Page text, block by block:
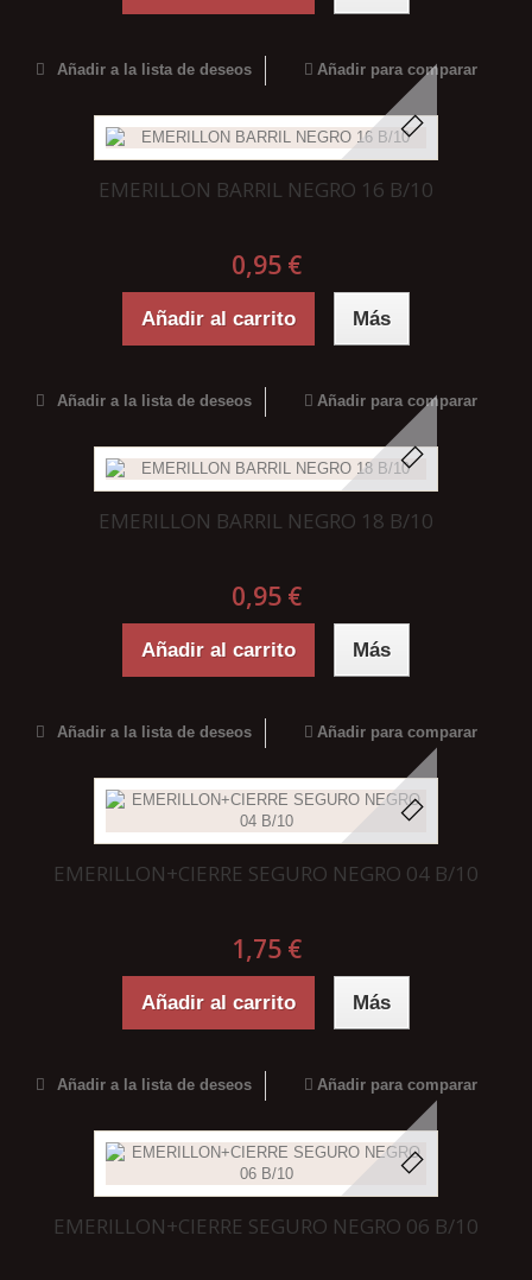
Añadir a la lista de deseos Añadir para comparar
EMERILLON BARRIL NEGRO 16 B/10
0,95 €
Añadir al carrito Más
Añadir a la lista de deseos Añadir para comparar
EMERILLON BARRIL NEGRO 18 B/10
0,95 €
Añadir al carrito Más
Añadir a la lista de deseos Añadir para comparar
EMERILLON+CIERRE SEGURO NEGRO 04 B/10
1,75 €
Añadir al carrito Más
Añadir a la lista de deseos Añadir para comparar
EMERILLON+CIERRE SEGURO NEGRO 06 B/10